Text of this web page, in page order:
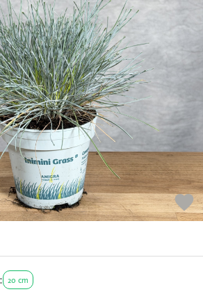
20 cm
favorite